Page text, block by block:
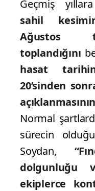
Geçmiş
sahil
Ağustos
toplandığını
hasat
20’sinden
Normal
sürecin
Soydan,
dolgunluğu
ekiplerce